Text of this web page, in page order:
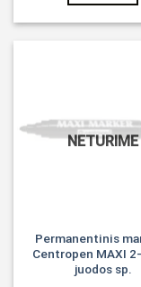
NETURIME
Permanentinis
Centropen MAXI
juodos sp.